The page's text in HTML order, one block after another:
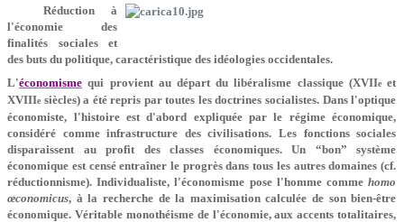
Réduction à
l'économie des
finalités sociales et
des buts du politique, caractéristique des idéologies occidentales.
L'économisme qui provient au départ du libéralisme classique (XVIIeet
XVIIIe siècles) a été repris par toutes les doctrines socialistes. Dans l'optique
économiste, l'histoire est d'abord expliquée par le régime économique,
considéré comme infrastructure des civilisations. Les fonctions sociales
disparaissent au profit des classes économiques. Un “bon” système
économique est censé entraîner le progrès dans tous les autres domaines (cf.
réductionnisme). Individualiste, l'économisme pose l'homme commehomo
œconomicus, à la recherche de la maximisation calculée de son bien-être
économique. Véritable monothéisme de l'économie, aux accents totalitaires,